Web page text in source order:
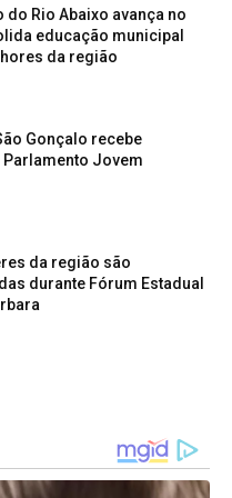
Médicas
Queiroz oferecerá
médicas e serviços à
Pediatria,
serviços realizados
Médicas
neste novo espaço.
especializados,
do Rio Abaixo avança no
educação municipal
da região
Gonçalo recebe
Jovem
da região são
durante Fórum Estadual